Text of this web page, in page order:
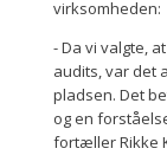
virksomheden:
- Da vi valgte,
audits, var det
pladsen. Det
og en
fortæller Rikke